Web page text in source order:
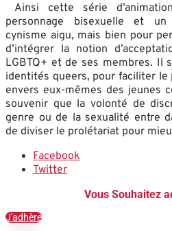
Ainsi cette série
personnage bisexuelle et
cynisme aigu, mais bien pour
d’intégrer la notion
LGBTQ+ et de ses membres. Il
identités queers, pour faciliter le
envers eux-mêmes des jeunes
souvenir que la volonté de
genre ou de la sexualité entre
de diviser le prolétariat pour
Facebook
Twitter
Vous Souhaitez
J'adhère